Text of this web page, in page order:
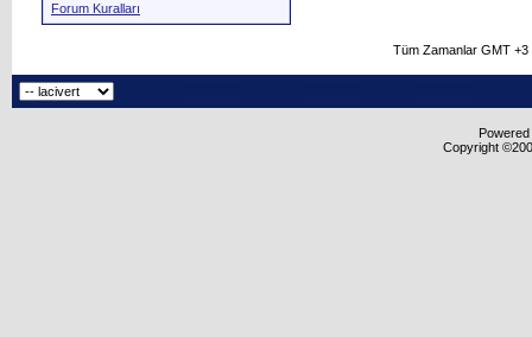
Forum Kuralları
Tüm Zamanlar GMT
Copyright